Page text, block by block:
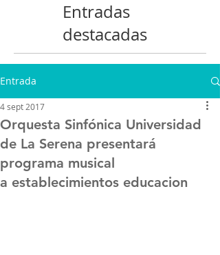
Entradas
destacadas
Entrada
Orquesta Sinfónica Universidad
de La Serena presentará
programa musical
a establecimientos educacion
4 sept 2017